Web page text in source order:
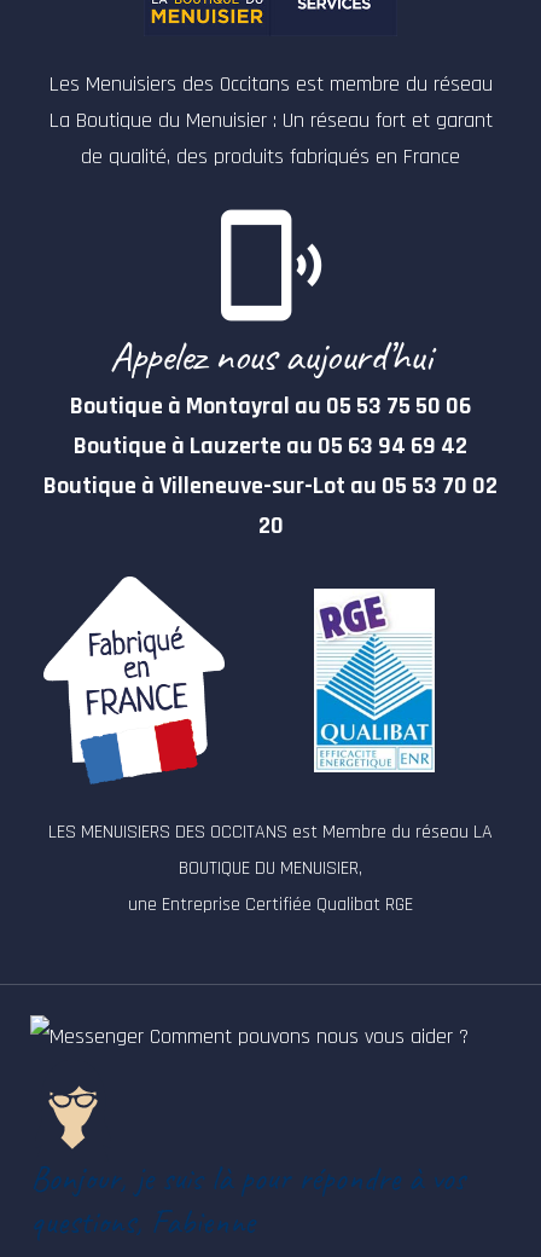
Les Menuisiers des Occitans est membre du réseau
La Boutique du Menuisier : Un réseau fort et garant
de qualité, des produits fabriqués en France
Appelez nous aujourd’hui
Boutique à Montayral au 05 53 75 50 06
Boutique à Lauzerte au 05 63 94 69 42
Boutique à Villeneuve-sur-Lot au 05 53 70 02
20
LES MENUISIERS DES OCCITANS est Membre du réseau LA
BOUTIQUE DU MENUISIER,
une Entreprise Certifiée Qualibat RGE
Comment pouvons nous vous aider ?
Bonjour, je suis là pour répondre à vos
questions, Fabienne